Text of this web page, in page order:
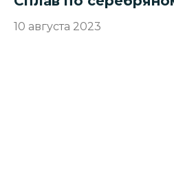
10 августа 2023